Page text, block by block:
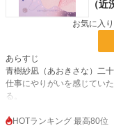
（近
お気に入
あらすじ
青樹紗凪（あおきさな）二
仕事にやりがいを感じてい
る。
しかしあらぬ噂を立てられ
次の仕事を探すものの、う
HOTランキング 最高80位